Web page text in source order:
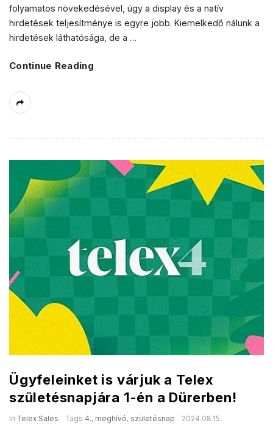
folyamatos növekedésével, úgy a display és a natív
hirdetések teljesítménye is egyre jobb. Kiemelkedő nálunk a
hirdetések láthatósága, de a …
Continue Reading
Ügyfeleinket is várjuk a Telex
születésnapjára 1-én a Dürerben!
In Telex Sales Tags 4., meghívó, születésnap 2024.08.15.